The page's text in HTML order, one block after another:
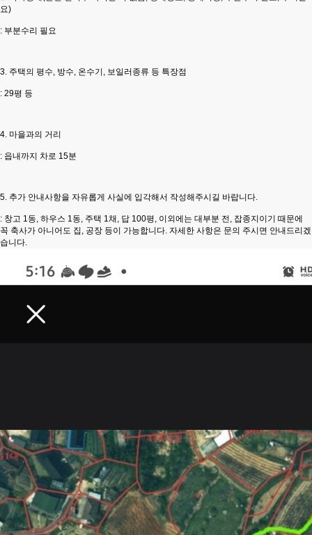
요)
: 부분수리 필요
3. 주택의 평수, 방수, 온수기, 보일러종류 등 특장점
: 29평 등
4. 마을과의 거리
: 읍내까지 차로 15분
5. 추가 안내사항을 자유롭게 사실에 입각해서 작성해주시길 바랍니다.
: 창고 1동, 하우스 1동, 주택 1채, 답 100평, 이외에는 대부분 전, 잡종지이기 때문에
꼭 축사가 아니어도 집, 공장 등이 가능합니다. 자세한 사항은 문의 주시면 안내드리겠
습니다.